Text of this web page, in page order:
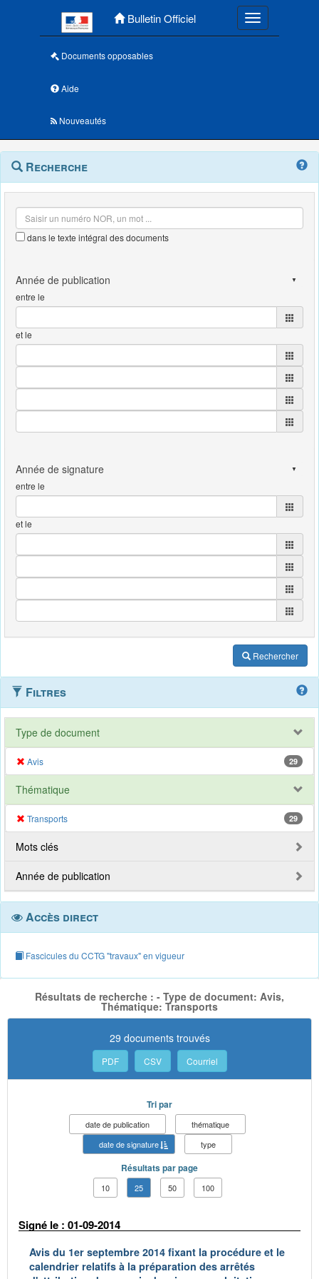
Bulletin Officiel Toggle
Documents opposables
Aide
Nouveautés
Navigation
outils
Menu
contextuel
Recherche
dans le texte intégral des documents
entre le
et le
entre le
et le
Rechercher
Filtres
Type de document
Avis 29
Thématique
Transports 29
Mots clés
Année de publication
Accès direct
Fascicules du CCTG "travaux" en vigueur
Résultats de recherche : - Type de document: Avis,
Thématique: Transports
29 documents trouvés
PDF CSV Courriel
Tri par
date de publication
thématique
date de signature
type
Résultats par page
10 25 50 100
Signé le : 01-09-2014
Avis du 1er septembre 2014 fixant la procédure et le
calendrier relatifs à la préparation des arrêtés